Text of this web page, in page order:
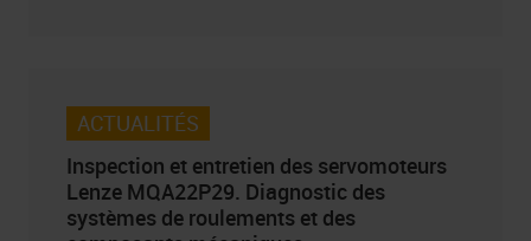
ACTUALITÉS
Inspection et entretien des servomoteurs
Lenze MQA22P29. Diagnostic des
systèmes de roulements et des